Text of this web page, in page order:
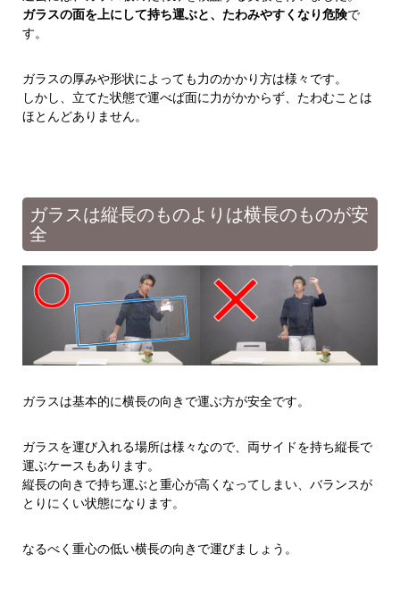
ガラスの面を上にして持ち運ぶと、たわみやすくなり危険で
す。
ガラスの厚みや形状によっても力のかかり方は様々です。
しかし、立てた状態で運べば面に力がかからず、たわむことは
ほとんどありません。
ガラスは縦長のものよりは横長のものが安
全
ガラスは基本的に横長の向きで運ぶ方が安全です。
ガラスを運び入れる場所は様々なので、両サイドを持ち縦長で
運ぶケースもあります。
縦長の向きで持ち運ぶと重心が高くなってしまい、バランスが
とりにくい状態になります。
なるべく重心の低い横長の向きで運びましょう。